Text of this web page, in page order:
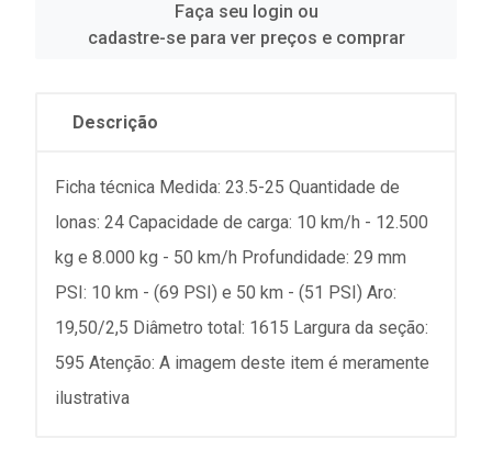
Faça seu login ou
cadastre-se para ver preços e comprar
Descrição
Ficha técnica Medida: 23.5-25 Quantidade de
lonas: 24 Capacidade de carga: 10 km/h - 12.500
kg e 8.000 kg - 50 km/h Profundidade: 29 mm
PSI: 10 km - (69 PSI) e 50 km - (51 PSI) Aro:
19,50/2,5 Diâmetro total: 1615 Largura da seção:
595 Atenção: A imagem deste item é meramente
ilustrativa